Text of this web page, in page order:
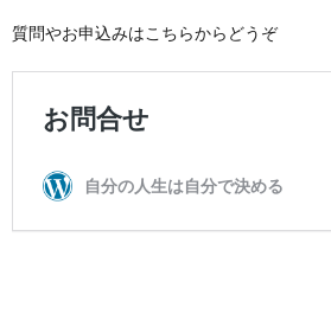
質問やお申込みはこちらからどうぞ